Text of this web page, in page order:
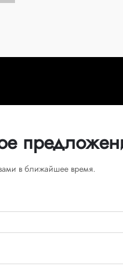
в ближайшее время.